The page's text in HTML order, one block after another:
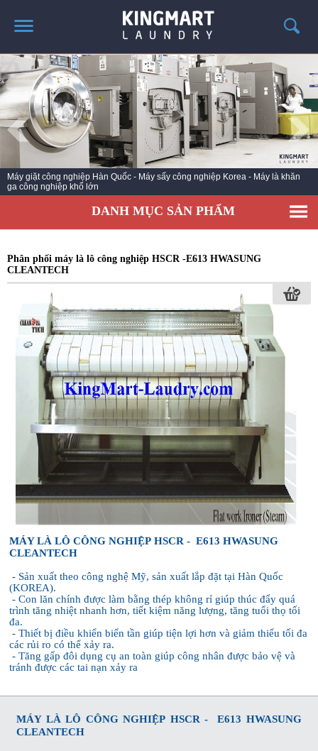
TRANG CHỦ
GIỚI THIỆU
SẢN PHẨM
TIN TỨC GIẶT LÀ
CÔNG TRÌNH TRIỂN KHAI
LIÊN HỆ
Dây chuyền giặt là công nghiệp - giặt khô là hơi Korea - Nhà phân phối chính
hãng thiết bị Hwasung C
DANH MỤC SẢN PHẨM
Phân phối máy là lô công nghiệp HSCR -E613 HWASUNG
CLEANTECH
MÁY LÀ LÔ CÔNG NGHIỆPHSCR - E613 HWASUNG
CLEANTECH
- Sản xuất theo công nghệ Mỹ, sản xuất lắp đặt tại Hàn Quốc
(KOREA).
- Con lăn chính được làm bằng thép không rỉ giúp thúc đẩy quá
trình tăng nhiệt nhanh hơn, tiết kiệm năng lượng, tăng tuổi thọ tối
đa.
- Thiết bị điều khiển biến tần giúp tiện lợi hơn và giảm thiểu tối đa
các rủi ro có thể xảy ra.
- Tăng gấp đôi dụng cụ an toàn giúp công nhân được bảo vệ và
tránh được các tai nạn xảy ra
MÁY LÀ LÔ CÔNG NGHIỆP HSCR - E613 HWASUNG
CLEANTECH